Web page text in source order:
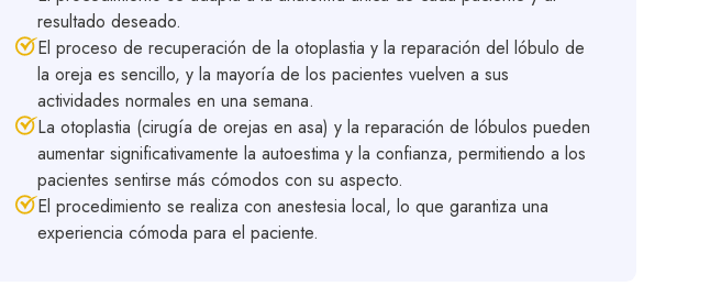
resultado deseado.
El proceso de recuperación de la otoplastia y la reparación del lóbulo de
la oreja es sencillo, y la mayoría de los pacientes vuelven a sus
actividades normales en una semana.
La otoplastia (cirugía de orejas en asa) y la reparación de lóbulos pueden
aumentar significativamente la autoestima y la confianza, permitiendo a los
pacientes sentirse más cómodos con su aspecto.
El procedimiento se realiza con anestesia local, lo que garantiza una
experiencia cómoda para el paciente.